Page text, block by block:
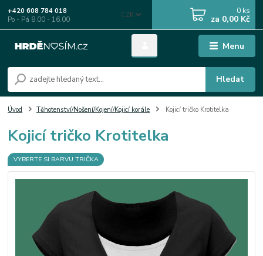
Menu
CZK
Hledat
+420 608 784 018
Po - Pá 8.00 - 16.00
0 ks
za 0,00 Kč
Úvod Těhotenství/Nošení/Kojení/Kojicí korále Kojicí tričko Krotitelka
Kojicí tričko Krotitelka
VYBERTE SI BARVU TRIČKA